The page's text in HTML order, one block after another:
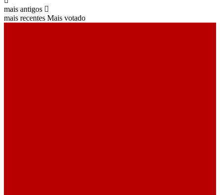
mais antigos
mais recentes Mais votado